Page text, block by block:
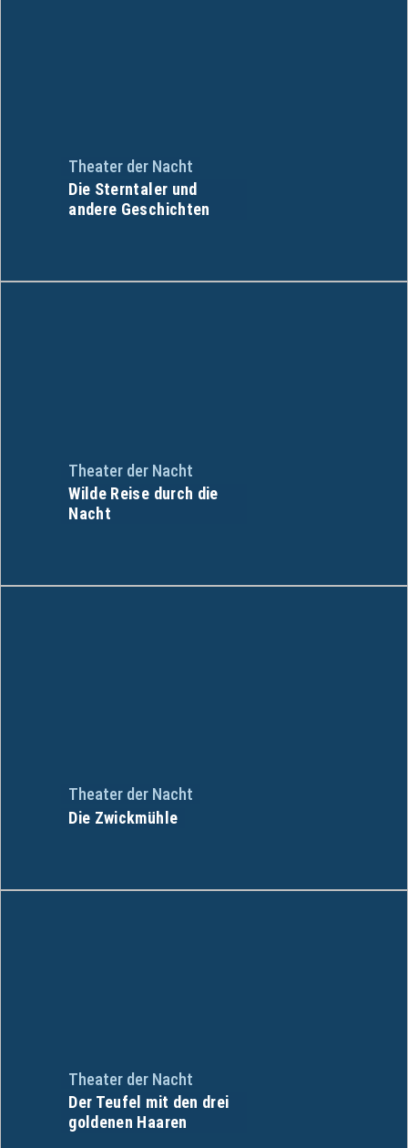
Theater der Nacht
Die Sterntaler und
andere Geschichten
Theater der Nacht
Wilde Reise durch die
Nacht
Theater der Nacht
Die Zwickmühle
Theater der Nacht
Der Teufel mit den drei
goldenen Haaren